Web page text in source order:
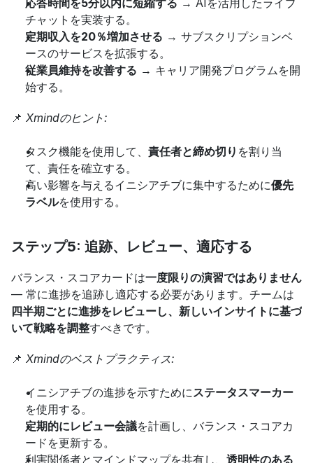
チャットを実装する。
定期収入を20％増加させる → サブスクリプションベ
ースのサービスを拡張する。
従業員維持を改善する → キャリア開発プログラムを開
始する。
📌 Xmindのヒント:
タスク機能を使用して、 責任者と締め切り を割り当
て、責任を確立する。
高い影響を与えるイニシアチブに集中するために優先
ラベルを使用する。
ステップ5: 追跡、レビュー、適応する
バランス・スコアカードは一度限りの演習ではありません
— 常に進捗を追跡し適応する必要があります。チームは
四半期ごとに進捗をレビューし、新しいインサイトに基づ
いて戦略を調整すべきです。
📌 Xmindのベストプラクティス:
イニシアチブの進捗を示すために ステータスマーカー
を使用する。
定期的にレビュー会議を計画し、バランス・スコアカ
ードを更新する。
利害関係者とマインドマップを共有し、 透明性のある